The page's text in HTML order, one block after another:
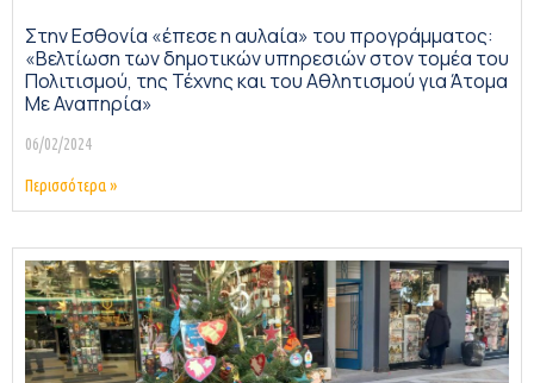
Στην Εσθονία «έπεσε η αυλαία» του προγράμματος:
«Βελτίωση των δημοτικών υπηρεσιών στον τομέα του
Πολιτισμού, της Τέχνης και του Αθλητισμού για Άτομα
Με Αναπηρία»
06/02/2024
Περισσότερα »